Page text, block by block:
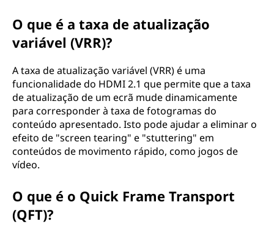
O que é a taxa de atualização
variável (VRR)?
A taxa de atualização variável (VRR) é uma
funcionalidade do HDMI 2.1 que permite que a taxa
de atualização de um ecrã mude dinamicamente
para corresponder à taxa de fotogramas do
conteúdo apresentado. Isto pode ajudar a eliminar o
efeito de "screen tearing" e "stuttering" em
conteúdos de movimento rápido, como jogos de
vídeo.
O que é o Quick Frame Transport
(QFT)?